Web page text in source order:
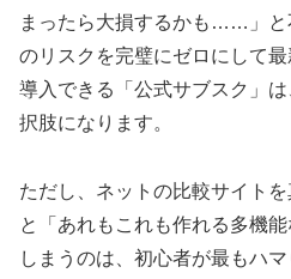
まったら大損するかも……」と
のリスクを完璧にゼロにして
導入できる「公式サブスク」
択肢になります。
ただし、ネットの比較サイト
と「あれもこれも作れる多機
しまうのは、初心者が最もハ